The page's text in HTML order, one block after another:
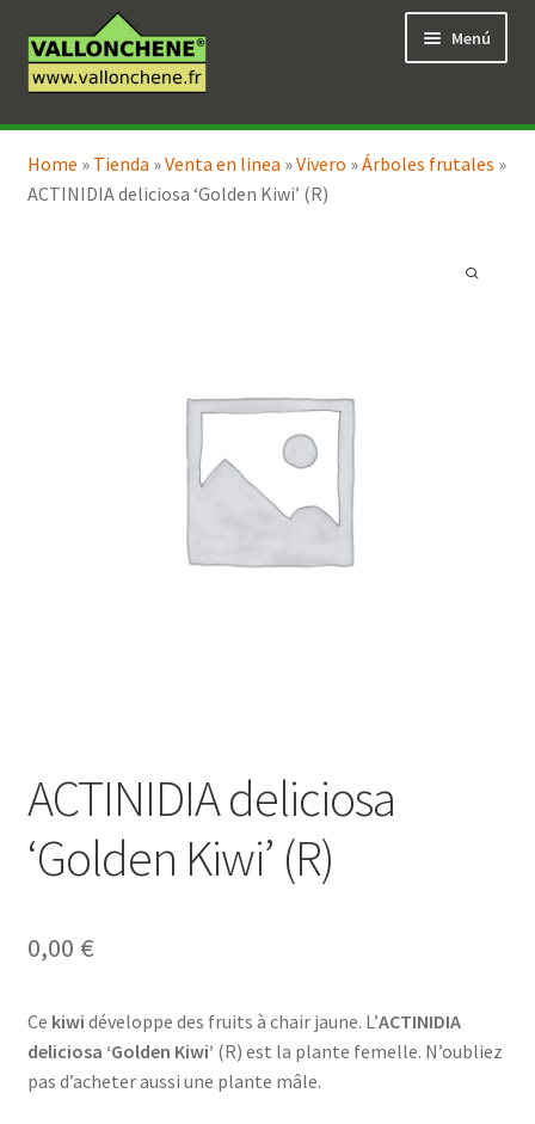
a
la
al
contenido
Menú
Tienda en línea
menú
Home » Tienda »Venta en linea »Vivero »Árboles frutales »
ACTINIDIA deliciosa ‘Golden Kiwi’ (R)
ACTINIDIA deliciosa
‘Golden Kiwi’ (R)
0,00 €
Ce kiwi développe des fruits à chair jaune. L’ACTINIDIA
deliciosa ‘Golden Kiwi’ (R) est la plante femelle. N’oubliez
pas d’acheter aussi une plante mâle.